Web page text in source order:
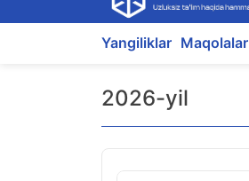
content
Yangiliklar Maqolalar
2026-yil